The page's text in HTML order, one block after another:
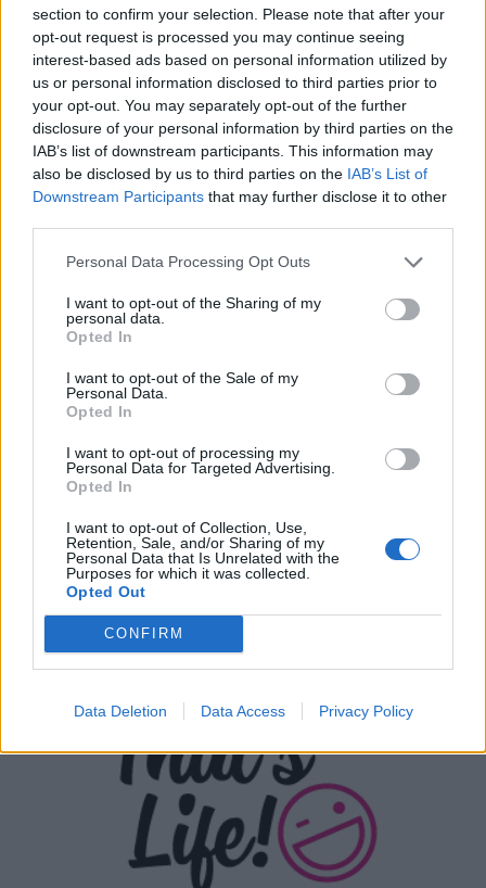
section to confirm your selection. Please note that after your
opt-out request is processed you may continue seeing
interest-based ads based on personal information utilized by
us or personal information disclosed to third parties prior to
your opt-out. You may separately opt-out of the further
disclosure of your personal information by third parties on the
IAB’s list of downstream participants. This information may
also be disclosed by us to third parties on the IAB’s List of
Downstream Participants that may further disclose it to other
Personal Data Processing Opt Outs
I want to opt-out of the Sharing of my
personal data.
Opted In
I want to opt-out of the Sale of my
Personal Data.
Opted In
I want to opt-out of processing my
Personal Data for Targeted Advertising.
Opted In
I want to opt-out of Collection, Use,
Retention, Sale, and/or Sharing of my
Personal Data that Is Unrelated with the
Purposes for which it was collected.
Opted Out
CONFIRM
Data Deletion Data Access Privacy Policy
Ένα foldable ξεπερνά σε ζήτηση τη ναυαρχίδα
της Samsung
ByΓΙΏΡΓΟΣ ΓΡΊΒΑΣ 7 ημέρες ago
ΕΤΙΚΕΤΕΣ
samsung
update huawei Camera xiaomi wearables
design iPhone gaming tablet smartphones
ΣΎΝΔΕΣΜΟΙ